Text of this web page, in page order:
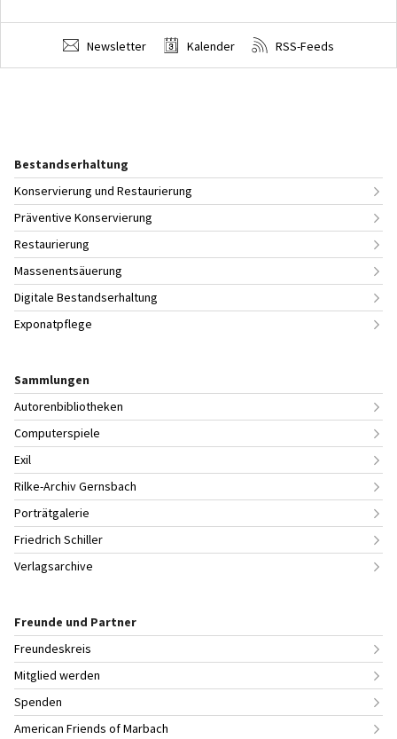
Newsletter Kalender RSS-Feeds
Bestandserhaltung
Konservierung und Restaurierung
Präventive Konservierung
Restaurierung
Massenentsäuerung
Digitale Bestandserhaltung
Exponatpflege
Sammlungen
Autorenbibliotheken
Computerspiele
Exil
Rilke-Archiv Gernsbach
Porträtgalerie
Friedrich Schiller
Verlagsarchive
Freunde und Partner
Freundeskreis
Mitglied werden
Spenden
American Friends of Marbach